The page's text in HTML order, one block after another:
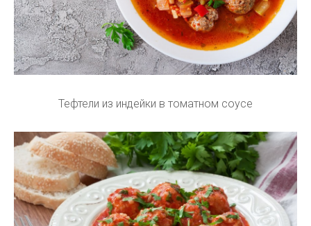
Тефтели из индейки в томатном соусе